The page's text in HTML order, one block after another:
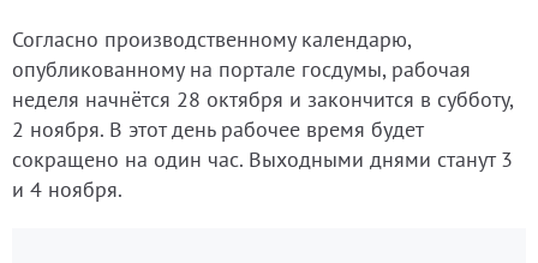
Согласно производственному календарю,
опубликованному на портале госдумы, рабочая
неделя начнётся 28 октября и закончится в субботу,
2 ноября. В этот день рабочее время будет
сокращено на один час. Выходными днями станут 3
и 4 ноября.